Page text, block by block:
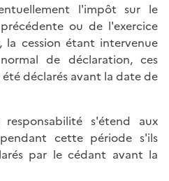
l'impôt sur le
ou de l'exercice
la cession étant intervenue
de déclaration, ces
déclarés avant la date de
s'étend aux
cette période s'ils
par le cédant avant la